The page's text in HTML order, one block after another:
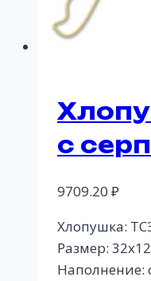
с
9709.20 ₽
Хлопушка:
Размер:
Наполнение: